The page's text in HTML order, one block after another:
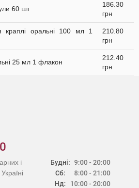
60 шт
186.30
грн
краплі оральні 100 мл 1
210.80
грн
25 мл 1 флакон
212.40
грн
Будні:
Сб:
Нд:
9:00 - 20:00
8:00 - 21:00
10:00 - 20:00
і